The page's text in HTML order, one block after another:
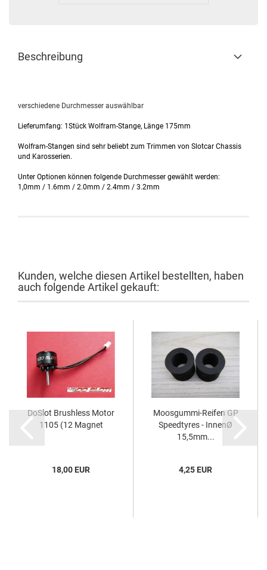
Beschreibung
verschiedene Durchmesser auswählbar
Lieferumfang: 1Stück Wolfram-Stange, Länge 175mm
Wolfram-Stangen sind sehr beliebt zum Trimmen von Slotcar Chassis
und Karosserien.
Unter Optionen können folgende Durchmesser gewählt werden:
1,0mm / 1.6mm / 2.0mm / 2.4mm / 3.2mm
Kunden, welche diesen Artikel bestellten, haben
auch folgende Artikel gekauft:
DoSlot Brushless Motor
1105 (12 Magnet
18,00 EUR
Moosgummi-Reifen GP
Speedtyres - InnenØ
15,5mm...
4,25 EUR